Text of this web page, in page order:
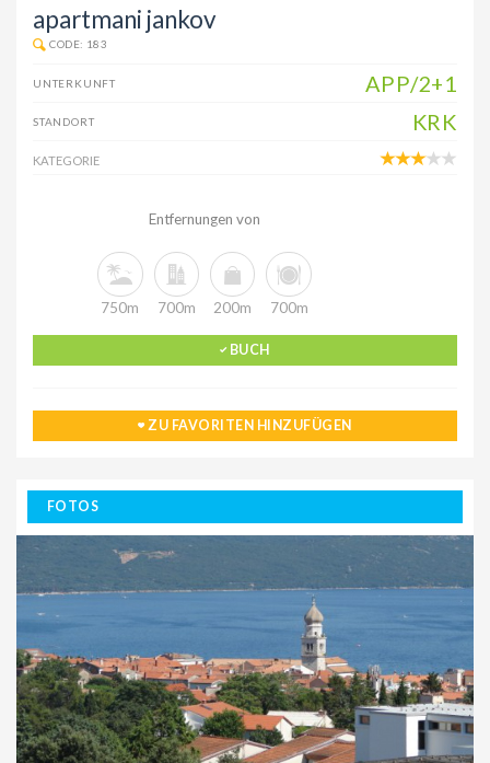
apartmani jankov
CODE: 183
UNTERKUNFT APP/2+1
STANDORT KRK
KATEGORIE
Entfernungen von
750m 700m 200m 700m
BUCH
ZU FAVORITEN HINZUFÜGEN
FOTOS